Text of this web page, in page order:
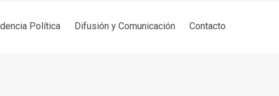
Política Difusión y Comunicación Contacto